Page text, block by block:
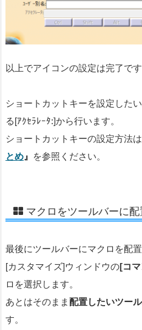
以上でアイコンの設定は完了です
ショートカットキーを設定した
る[ｱｸｾﾗﾚｰﾀ:]から行います。
ショートカットキーの設定方法は
とめ 』 を参照ください。
マクロをツールバーに配
最後にツールバーにマクロを配置
[カスタマイズ]ウィンドウの[コ
ロを選択します。
あとはそのまま配置したいツー
す。